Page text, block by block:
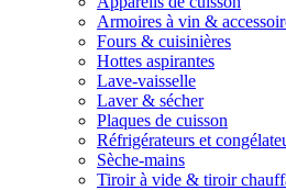
Armoires à vin &
Fours & cuisinières
Hottes aspirantes
Lave-vaisselle
Laver & sécher
Plaques de cuisson
Réfrigérateurs et
Sèche-mains
Tiroir à vide & tiroir